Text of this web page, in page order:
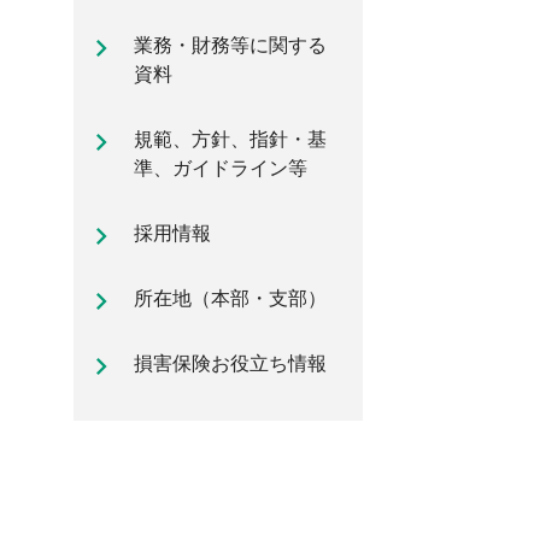
自動車保険のご加入時に知ってお
きたいポイント
業務・財務等に関する
資料
規範、方針、指針・基
準、ガイドライン等
採用情報
所在地（本部・支部）
損害保険お役立ち情報